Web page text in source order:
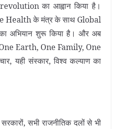
का आह्वान किया है।
Health के मंत्र के साथ Global
अभियान शुरू किया है। और अब
One Earth, One Family, One
यही संस्कार, विश्व कल्याण का
सभी राजनीतिक दलों से भी